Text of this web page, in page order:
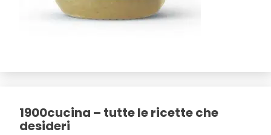
1900cucina – tutte le ricette che
desideri